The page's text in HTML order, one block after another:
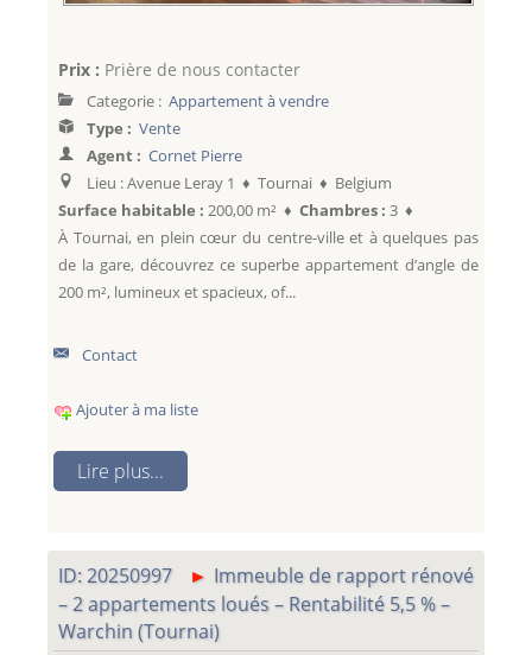
Prix : Prière de nous contacter
Categorie : Appartement à vendre
Type : Vente
Agent : Cornet Pierre
Lieu : Avenue Leray 1 ♦ Tournai ♦ Belgium
Surface habitable : 200,00 m² ♦ Chambres : 3 ♦
À Tournai, en plein cœur du centre-ville et à quelques pas
de la gare, découvrez ce superbe appartement d’angle de
200 m², lumineux et spacieux, of...
Contact
Ajouter à ma liste
Lire plus...
ID: 20250997
Immeuble de rapport rénové
– 2 appartements loués – Rentabilité 5,5 % –
Warchin (Tournai)